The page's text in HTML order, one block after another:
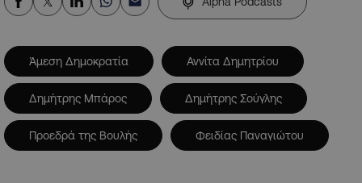
Άμεση Δημοκρατία Αννίτα Δημητρίου
Δημήτρης Μπάρος Δημήτρης Σούγλης
Προεδρά της Βουλής Φειδίας Παναγιώτου